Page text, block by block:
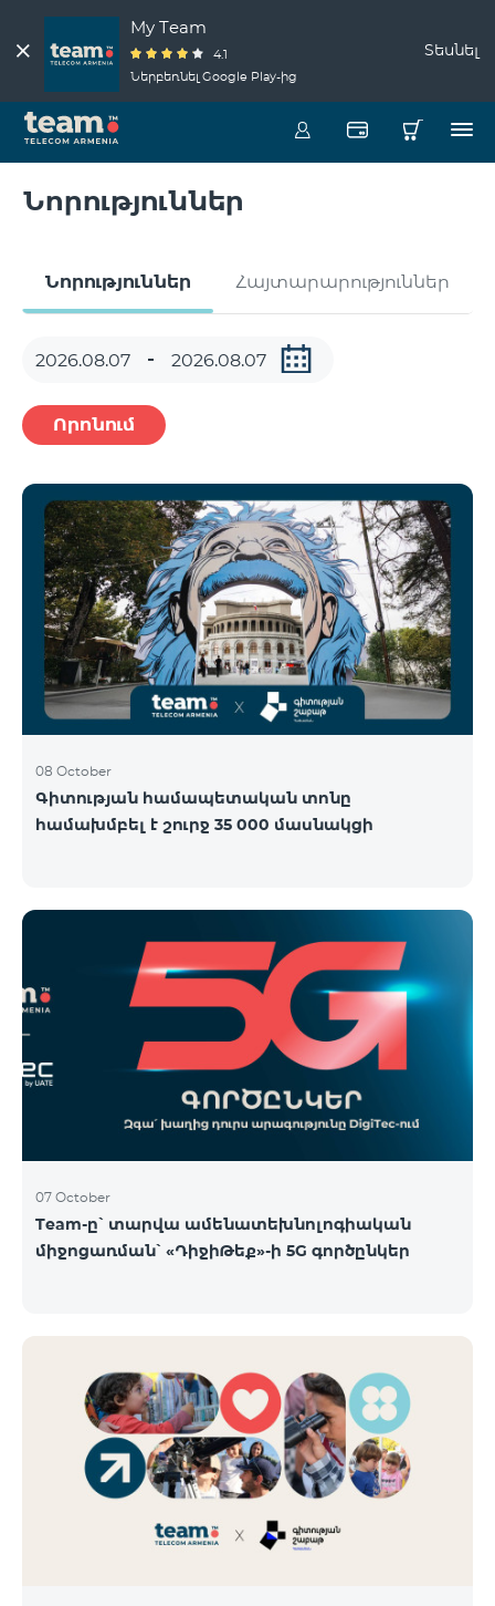
My Team
4.1
Ներբեռնել Google Play-ից
Տեսնել
Նորություններ
Նորություններ Հայտարարություններ
Որոնում
08 October
Գիտության համապետական տոնը
համախմբել է շուրջ 35 000 մասնակցի
07 October
Team-ը՝ տարվա ամենատեխնոլոգիական
միջոցառման՝ «ԴիջիԹեք»-ի 5G գործընկեր